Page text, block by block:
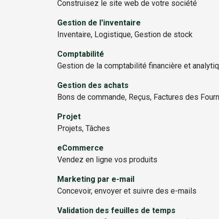
Construisez le site web de votre société
Gestion de l'inventaire
Inventaire, Logistique, Gestion de stock
Comptabilité
Gestion de la comptabilité financière et
Gestion des achats
Bons de commande, Reçus, Factures des
Projet
Projets, Tâches
eCommerce
Vendez en ligne vos produits
Marketing par e-mail
Concevoir, envoyer et suivre des e-mails
Validation des feuilles de temps